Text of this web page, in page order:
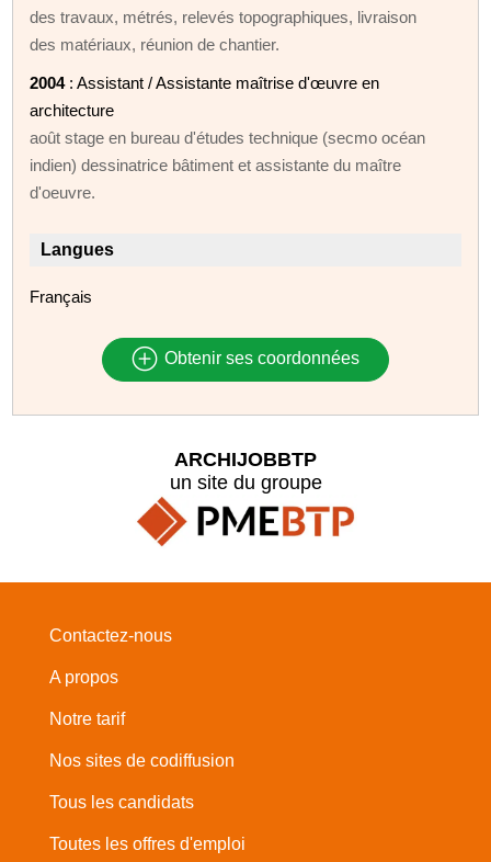
des travaux, métrés, relevés topographiques, livraison
des matériaux, réunion de chantier.
2004: Assistant / Assistante maîtrise d'œuvre en
architecture
août stage en bureau d'études technique (secmo océan
indien) dessinatrice bâtiment et assistante du maître
d'oeuvre.
Langues
Français
Obtenir ses coordonnées
ARCHIJOBBTP
un site du groupe
Contactez-nous
A propos
Notre tarif
Nos sites de codiffusion
Tous les candidats
Toutes les offres d'emploi